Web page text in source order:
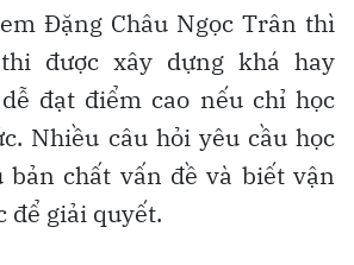
Đặng Châu Ngọc Trân thì
được xây dựng khá hay
đạt điểm cao nếu chỉ học
Nhiều câu hỏi yêu cầu học
bản chất vấn đề và biết vận
để giải quyết.